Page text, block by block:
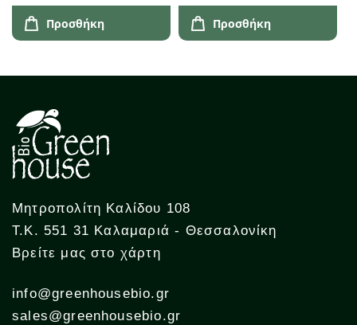
Προσθήκη Προσθήκη
Μητροπολίτη Καλίδου 108
Τ.Κ. 551 31 Καλαμαριά - Θεσσαλονίκη
Βρείτε μας στο χάρτη
info@greenhousebio.gr
sales@greenhousebio.gr